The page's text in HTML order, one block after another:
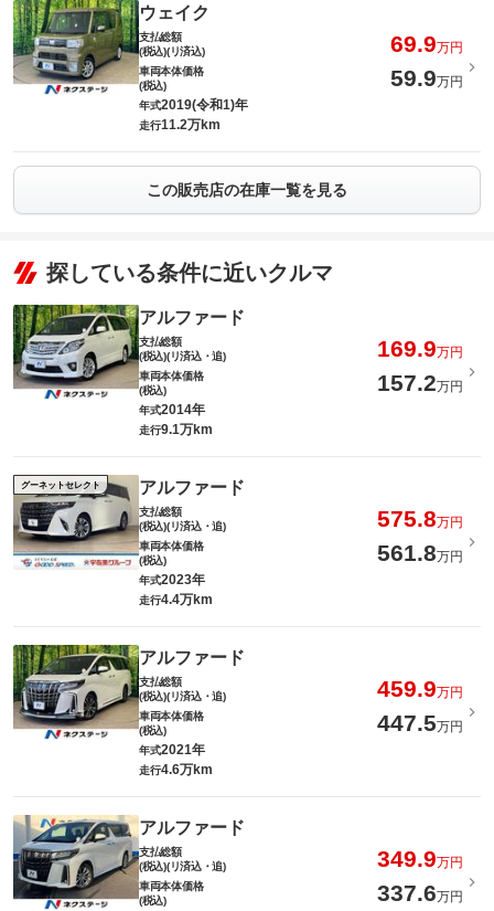
ウェイク
支払総額
(税込)(リ済込)
69.9万円
車両本体価格
(税込)
59.9万円
年式2019(令和1)年
走行11.2万km
この販売店の在庫一覧を見る
探している条件に近いクルマ
アルファード
支払総額
(税込)(リ済込・追)
169.9万円
車両本体価格
(税込)
157.2万円
年式2014年
走行9.1万km
グーネットセレクト アルファード
支払総額
(税込)(リ済込・追)
575.8万円
車両本体価格
(税込)
561.8万円
年式2023年
走行4.4万km
アルファード
支払総額
(税込)(リ済込・追)
459.9万円
車両本体価格
(税込)
447.5万円
年式2021年
走行4.6万km
アルファード
支払総額
(税込)(リ済込・追)
349.9万円
車両本体価格
(税込)
337.6万円